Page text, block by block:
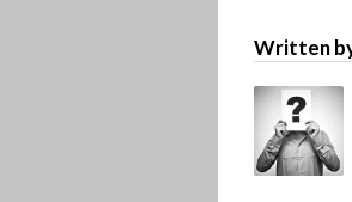
Written